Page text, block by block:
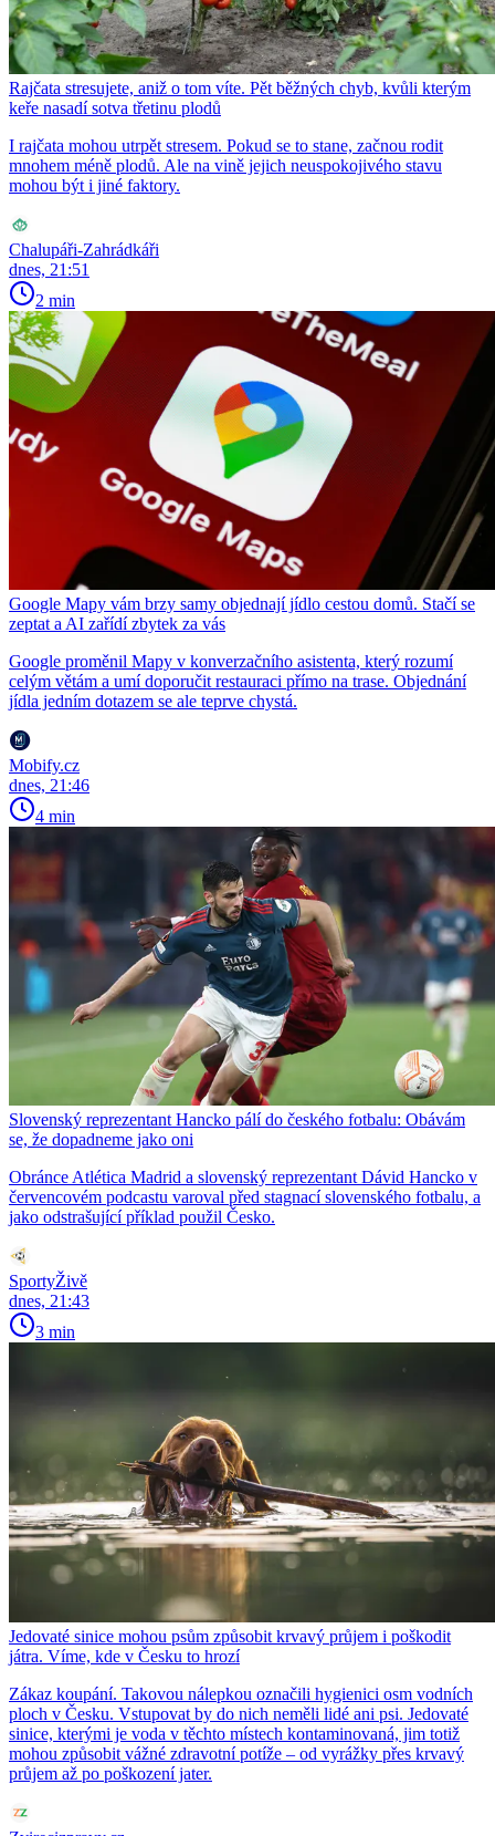
Rajčata stresujete, aniž o tom víte. Pět běžných chyb, kvůli kterým
keře nasadí sotva třetinu plodů
I rajčata mohou utrpět stresem. Pokud se to stane, začnou rodit
mnohem méně plodů. Ale na vině jejich neuspokojivého stavu
mohou být i jiné faktory.
Chalupáři-Zahrádkáři
dnes, 21:51
2 min
Google Mapy vám brzy samy objednají jídlo cestou domů. Stačí se
zeptat a AI zařídí zbytek za vás
Google proměnil Mapy v konverzačního asistenta, který rozumí
celým větám a umí doporučit restauraci přímo na trase. Objednání
jídla jedním dotazem se ale teprve chystá.
Mobify.cz
dnes, 21:46
4 min
Slovenský reprezentant Hancko pálí do českého fotbalu: Obávám
se, že dopadneme jako oni
Obránce Atlética Madrid a slovenský reprezentant Dávid Hancko v
červencovém podcastu varoval před stagnací slovenského fotbalu, a
jako odstrašující příklad použil Česko.
SportyŽivě
dnes, 21:43
3 min
Jedovaté sinice mohou psům způsobit krvavý průjem i poškodit
játra. Víme, kde v Česku to hrozí
Zákaz koupání. Takovou nálepkou označili hygienici osm vodních
ploch v Česku. Vstupovat by do nich neměli lidé ani psi. Jedovaté
sinice, kterými je voda v těchto místech kontaminovaná, jim totiž
mohou způsobit vážné zdravotní potíže – od vyrážky přes krvavý
průjem až po poškození jater.